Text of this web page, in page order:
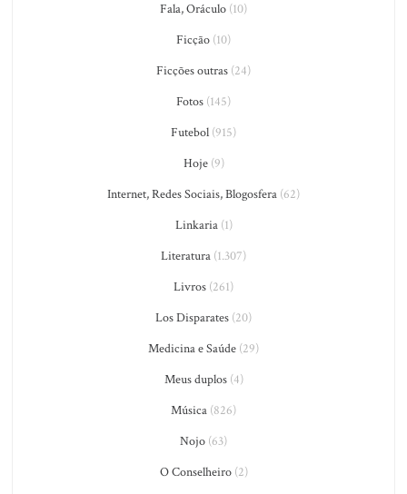
Fala, Oráculo (10)
Ficção (10)
Ficções outras (24)
Fotos (145)
Futebol (915)
Hoje(9)
Internet, Redes Sociais, Blogosfera (62)
Linkaria(1)
Literatura (1.307)
Livros (261)
Los Disparates (20)
Medicina e Saúde (29)
Meus duplos(4)
Música (826)
Nojo (63)
O Conselheiro(2)